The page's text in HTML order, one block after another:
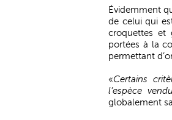
Évidemment
de celui qui
croquettes et
portées à la
permettant
«Certains
l’espèce
globalement